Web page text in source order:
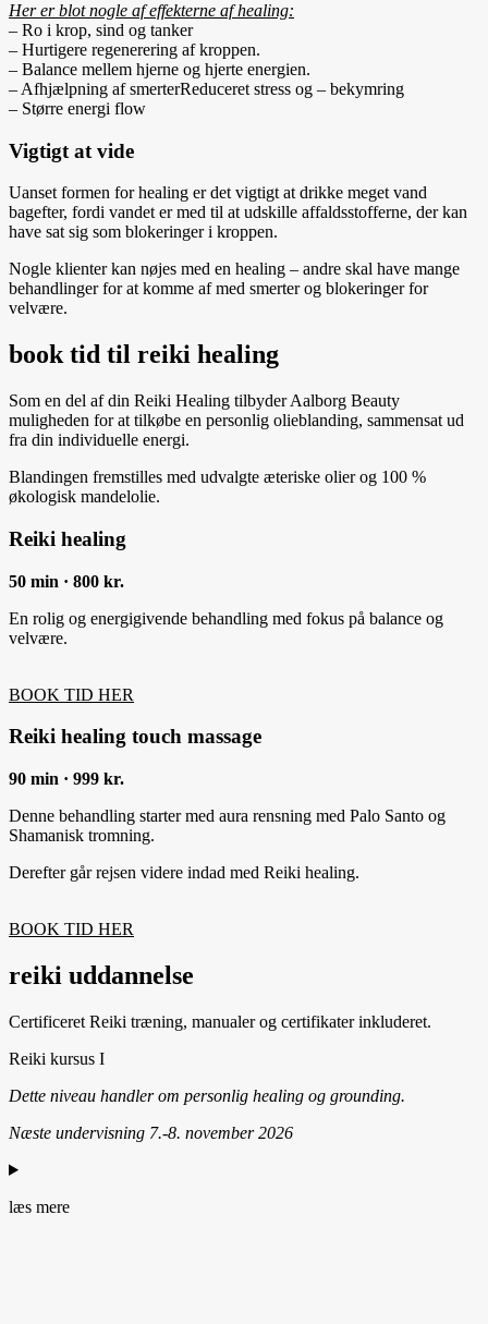
Her er blot nogle af effekterne af healing:
– Ro i krop, sind og tanker
– Hurtigere regenerering af kroppen.
– Balance mellem hjerne og hjerte energien.
– Afhjælpning af smerterReduceret stress og – bekymring
– Større energi flow
Vigtigt at vide
Uanset formen for healing er det vigtigt at drikke meget vand
bagefter, fordi vandet er med til at udskille affaldsstofferne, der kan
have sat sig som blokeringer i kroppen.
Nogle klienter kan nøjes med en healing – andre skal have mange
behandlinger for at komme af med smerter og blokeringer for
velvære.
book tid til reiki healing
Som en del af din Reiki Healing tilbyder Aalborg Beauty
muligheden for at tilkøbe en personlig olieblanding, sammensat ud
fra din individuelle energi.
Blandingen fremstilles med udvalgte æteriske olier og 100 %
økologisk mandelolie.
Reiki healing
50 min · 800 kr.
En rolig og energigivende behandling med fokus på balance og
velvære.
BOOK TID HER
Reiki healing touch massage
90 min · 999 kr.
Denne behandling starter med aura rensning med Palo Santo og
Shamanisk tromning.
Derefter går rejsen videre indad med Reiki healing.
BOOK TID HER
reiki uddannelse
Certificeret Reiki træning, manualer og certifikater inkluderet.
Reiki kursus I
Dette niveau handler om personlig healing og grounding.
Næste undervisning 7.-8. november 2026
læs mere